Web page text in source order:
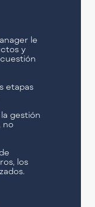
le
y
etapas
gestión
no
los